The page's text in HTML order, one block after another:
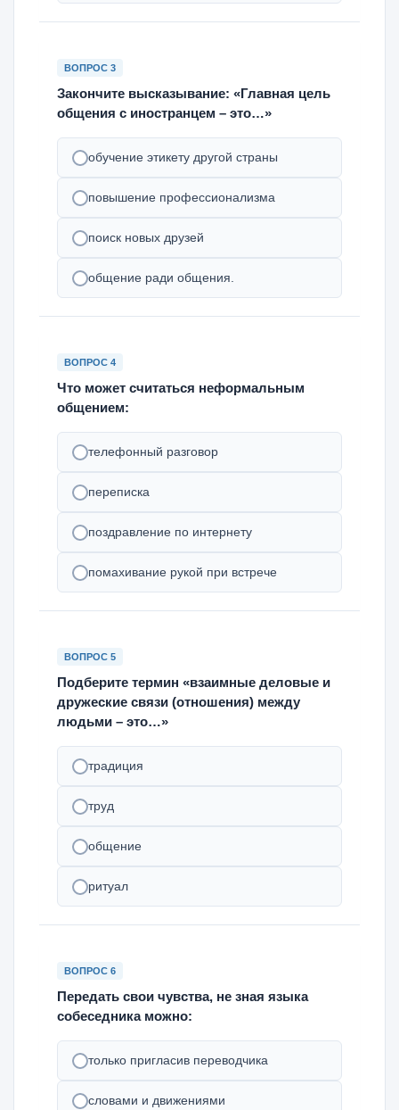
ВОПРОС 3
Закончите высказывание: «Главная цель
общения с иностранцем – это…»
обучение этикету другой страны
повышение профессионализма
поиск новых друзей
общение ради общения.
ВОПРОС 4
Что может считаться неформальным
общением:
телефонный разговор
переписка
поздравление по интернету
помахивание рукой при встрече
ВОПРОС 5
Подберите термин «взаимные деловые и
дружеские связи (отношения) между
людьми – это…»
традиция
труд
общение
ритуал
ВОПРОС 6
Передать свои чувства, не зная языка
собеседника можно:
только пригласив переводчика
словами и движениями